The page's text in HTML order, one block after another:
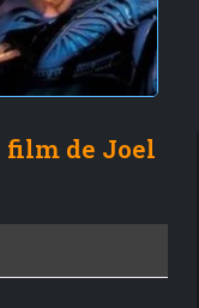
film de Joel